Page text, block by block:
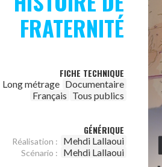
FRATERNITÉ
FICHE TECHNIQUE
Long métrage Documentaire
Français Tous publics
GÉNÉRIQUE
Réalisation : Mehdi Lallaoui
Scénario : Mehdi Lallaoui